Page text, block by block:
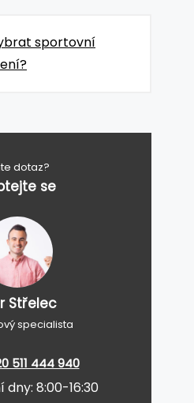
sportovní
dotaz?
se
Střelec
specialista
511 444 940
8:00-16:30